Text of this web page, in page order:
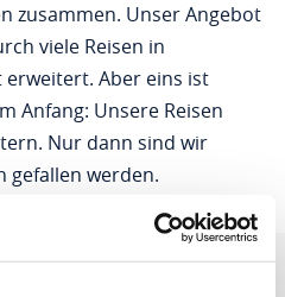
zusammen. Unser Angebot
viele Reisen in
Aber eins ist
Anfang: Unsere Reisen
Nur dann sind wir
gefallen werden.
& Co. KG